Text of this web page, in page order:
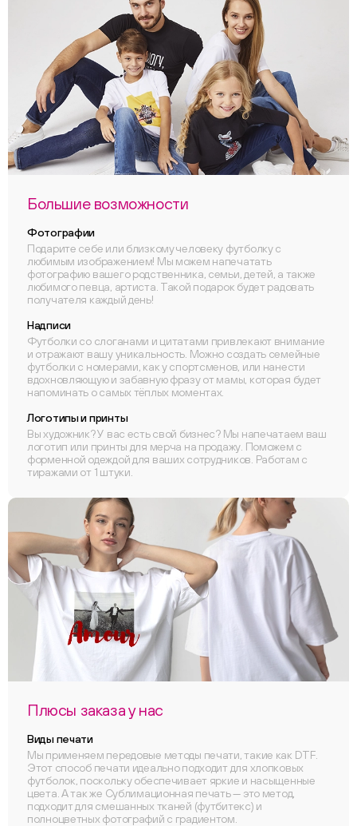
Большие возможности
Фотографии
Подарите себе или близкому человеку футболку с
любимым изображением! Мы можем напечатать
фотографию вашего родственника, семьи, детей, а также
любимого певца, артиста. Такой подарок будет радовать
получателя каждый день!
Надписи
Футболки со слоганами и цитатами привлекают внимание
и отражают вашу уникальность. Можно создать семейные
футболки с номерами, как у спортсменов, или нанести
вдохновляющую и забавную фразу от мамы, которая будет
напоминать о самых тёплых моментах.
Логотипы и принты
Вы художник? У вас есть свой бизнес? Мы напечатаем ваш
логотип или принты для мерча на продажу. Поможем с
форменной одеждой для ваших сотрудников. Работам с
тиражами от 1 штуки.
Плюсы заказа у нас
Виды печати
Мы применяем передовые методы печати, такие как DTF.
Этот способ печати идеально подходит для хлопковых
футболок, поскольку обеспечивает яркие и насыщенные
цвета. А так же Сублимационная печать — это метод,
подходит для смешанных тканей (футбитекс) и
полноцветных фотографий с градиентом.